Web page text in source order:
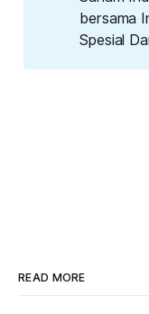
bersama
Spesial
READ MORE